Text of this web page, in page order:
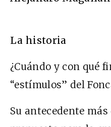
La historia
¿Cuándo y con qué
“estímulos” del
Su antecedente